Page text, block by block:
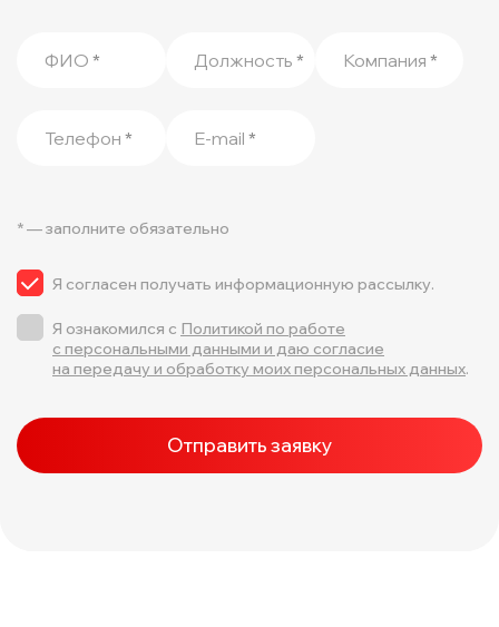
ФИО * Должность * Компания *
Телефон * E-mail *
* — заполните обязательно
Я согласен получать информационную рассылку.
Я ознакомился с Политикой по работе
с персональными данными и даю согласие
на передачу и обработку моих персональных данных.
Отправить заявку